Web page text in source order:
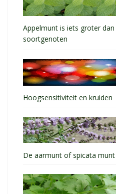
Appelmunt is iets groter dan
soortgenoten
Hoogsensitiviteit en kruiden
De aarmunt of spicata munt